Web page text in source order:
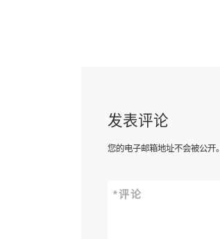
发表评论
您的电子邮箱地址不会被公开。
评论
*